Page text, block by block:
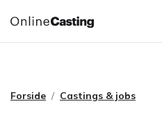
CASTINGS & JOBS
Forside Castings & jobs